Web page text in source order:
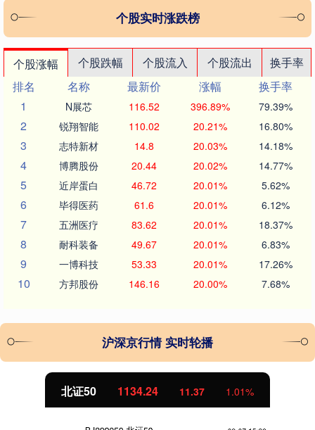
个股实时涨跌榜
个股涨幅 个股跌幅 个股流入 个股流出
换手率
排名
名称 最新价 涨幅
换手率
1
N展芯 116.52 396.89% 79.39%
2 锐翔智能 110.02 20.21% 16.80%
3 志特新材 14.8 20.03% 14.18%
4 博腾股份 20.44 20.02% 14.77%
5 近岸蛋白 46.72 20.01% 5.62%
6 毕得医药 61.6 20.01% 6.12%
7 五洲医疗 83.62 20.01% 18.37%
8 耐科装备 49.67 20.01% 6.83%
9 一博科技 53.33 20.01% 17.26%
10 方邦股份 146.16 20.00% 7.68%
沪深京行情 实时轮播
北证50 1134.24 11.37 1.01%